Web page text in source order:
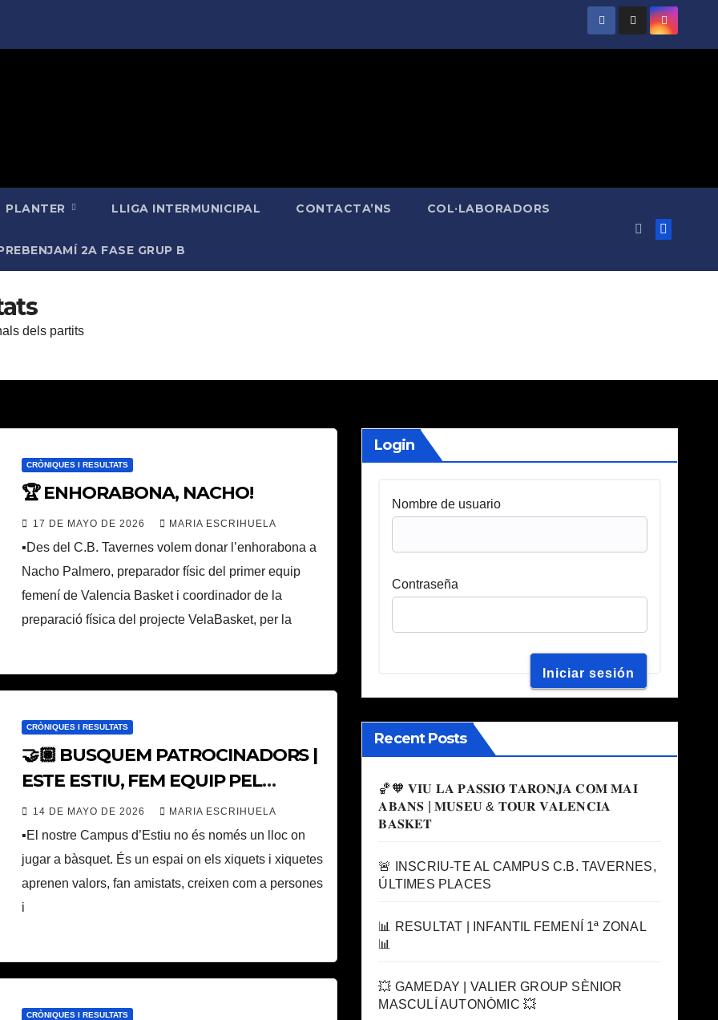
PLANTER LLIGA INTERMUNICIPAL CONTACTA’NS COL·LABORADORS
2A FASE GRUP B
dels partits
CRÒNIQUES I RESULTATS
🏆 ENHORABONA, NACHO!
17 DE MAYO DE 2026 MARIA ESCRIHUELA
▪️Des del C.B. Tavernes volem donar l’enhorabona a
Nacho Palmero, preparador físic del primer equip
femení de Valencia Basket i coordinador de la
preparació física del projecte VelaBasket, per la
CRÒNIQUES I RESULTATS
🤝🏽 BUSQUEM PATROCINADORS |
ESTE ESTIU, FEM EQUIP PEL
FUTUR
14 DE MAYO DE 2026 MARIA ESCRIHUELA
▪️El nostre Campus d’Estiu no és només un lloc on
jugar a bàsquet. És un espai on els xiquets i xiquetes
aprenen valors, fan amistats, creixen com a persones
i
CRÒNIQUES I RESULTATS
Login
Nombre de usuario
Contraseña
Recent Posts
🏀🧡 𝐕𝐈𝐔 𝐋𝐀 𝐏𝐀𝐒𝐒𝐈𝐎́ 𝐓𝐀𝐑𝐎𝐍𝐉𝐀 𝐂𝐎𝐌 𝐌𝐀𝐈
𝐀𝐁𝐀𝐍𝐒 | 𝐌𝐔𝐒𝐄𝐔 & 𝐓𝐎𝐔𝐑 𝐕𝐀𝐋𝐄𝐍𝐂𝐈𝐀
𝐁𝐀𝐒𝐊𝐄𝐓
🚨 INSCRIU-TE AL CAMPUS C.B. TAVERNES,
ÚLTIMES PLACES
📊 RESULTAT | INFANTIL FEMENÍ 1ª ZONAL
📊
💥 GAMEDAY | VALIER GROUP SÈNIOR
MASCULÍ AUTONÒMIC 💥